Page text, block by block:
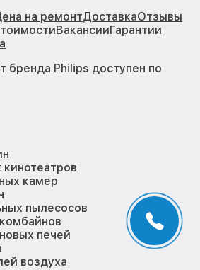
на ремонтДоставкаОтзывы
ВакансииГарантии
бренда Philips доступен по
камер
пылесосов
печей
воздуха